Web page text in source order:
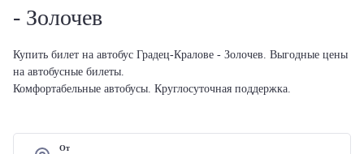
- Золочев
Купить билет на автобус Градец-Кралове - Золочев. Выгодные цены
на автобусные билеты.
Комфортабельные автобусы. Круглосуточная поддержка.
От